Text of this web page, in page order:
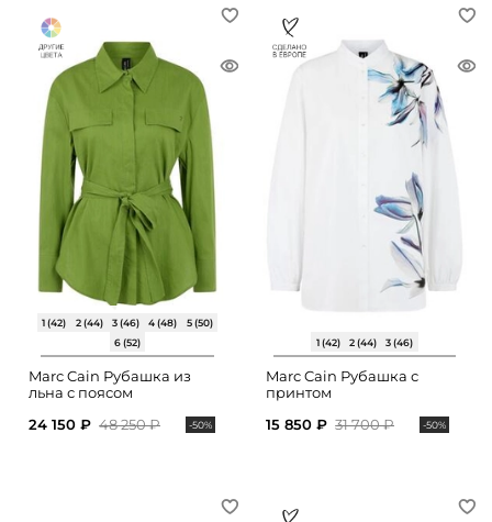
1 (42) 2 (44) 3 (46) 4 (48)
5 (50)
6 (52)
Marc Cain Рубашка из
льна с поясом
24 150 ₽ 48 250 ₽ -50%
1 (42) 2 (44) 3 (46)
Marc Cain Рубашка с
принтом
15 850 ₽ 31 700 ₽ -50%